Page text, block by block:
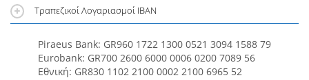
Τραπεζικοί Λογαριασμοί IBAN
Piraeus Bank: GR960 1722 1300 0521 3094 1588 79
Eurobank: GR700 2600 6000 0006 0200 7089 56
Εθνική: GR830 1102 2100 0002 2100 6965 52